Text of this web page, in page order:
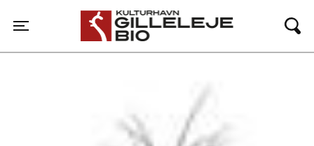
Toggle navigation
Gilleleje Bio